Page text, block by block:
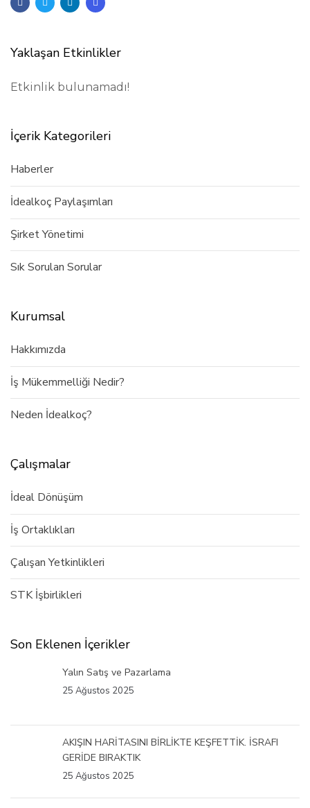
Yaklaşan Etkinlikler
Etkinlik bulunamadı!
İçerik Kategorileri
Haberler
İdealkoç Paylaşımları
Şirket Yönetimi
Sık Sorulan Sorular
Kurumsal
Hakkımızda
İş Mükemmelliği Nedir?
Neden İdealkoç?
Çalışmalar
İdeal Dönüşüm
İş Ortaklıkları
Çalışan Yetkinlikleri
STK İşbirlikleri
Son Eklenen İçerikler
Yalın Satış ve Pazarlama
25 Ağustos 2025
AKIŞIN HARİTASINI BİRLİKTE KEŞFETTİK. İSRAFI
GERİDE BIRAKTIK
25 Ağustos 2025